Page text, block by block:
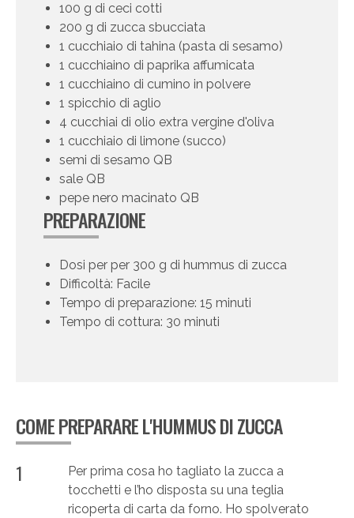
100 g di ceci cotti
200 g di zucca sbucciata
1 cucchiaio di tahina (pasta di sesamo)
1 cucchiaino di paprika affumicata
1 cucchiaino di cumino in polvere
1 spicchio di aglio
4 cucchiai di olio extra vergine d'oliva
1 cucchiaio di limone (succo)
semi di sesamo QB
sale QB
pepe nero macinato QB
PREPARAZIONE
Dosi per per 300 g di hummus di zucca
Difficoltà: Facile
Tempo di preparazione: 15 minuti
Tempo di cottura: 30 minuti
COME PREPARARE L'HUMMUS DI ZUCCA
1
Per prima cosa ho tagliato la zucca a
tocchetti e l’ho disposta su una teglia
ricoperta di carta da forno. Ho spolverato